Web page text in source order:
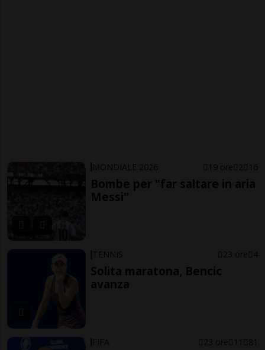
MONDIALE 2026 19 ore 2 16
Bombe per "far saltare in aria
Messi"
TENNIS 23 ore 4
Solita maratona, Bencic
avanza
FIFA 23 ore 11 81